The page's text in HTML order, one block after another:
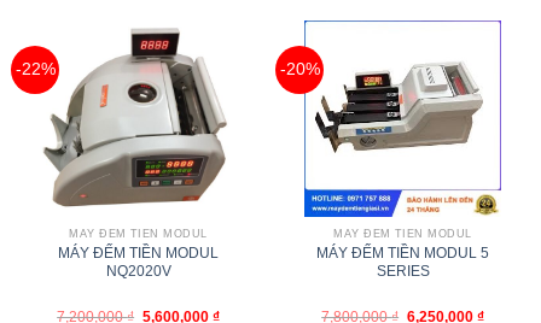
-22%
MÁY ĐẾM TIỀN MODUL
MÁY ĐẾM TIỀN MODUL
NQ2020V
7,200,000₫ 5,600,000 ₫
-20%
MÁY ĐẾM TIỀN MODUL
MÁY ĐẾM TIỀN MODUL 5
SERIES
7,800,000₫ 6,250,000 ₫